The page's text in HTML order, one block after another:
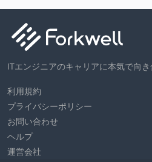
ITエンジニアのキャリアに本気で向
利用規約
プライバシーポリシー
お問い合わせ
ヘルプ
運営会社